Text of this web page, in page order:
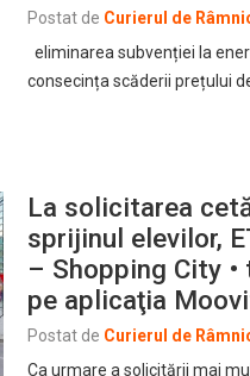
Postat de Curierul de
eliminarea subvenției la
consecința scăderii prețului
La solicitarea
sprijinul elevilor,
– Shopping City
pe aplicaţia
Postat de Curierul de
Ca urmare a solicitării mai